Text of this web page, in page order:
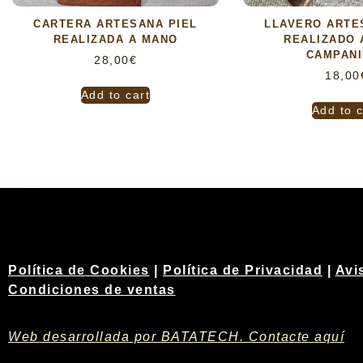
CARTERA ARTESANA PIEL
REALIZADA A MANO
28,00€
Add to cart
LLAVERO
REALIZADO
18,00
Add to
Política de Cookies Política de Privacidad
Condiciones de ventas
Web desarrollada por BATATECH. Contacte aquí